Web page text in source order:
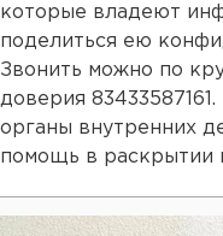
которые владеют
поделиться ею
Звонить можно по
доверия
органы внутренних
помощь в раскрытии